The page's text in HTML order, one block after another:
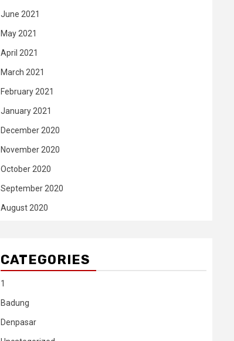
June 2021
May 2021
April 2021
March 2021
February 2021
January 2021
December 2020
November 2020
October 2020
September 2020
August 2020
CATEGORIES
1
Badung
Denpasar